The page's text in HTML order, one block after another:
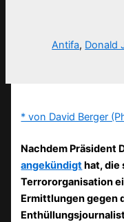
Antifa, Donald
* von David Berger
Nachdem Präsident
angekündigthat, die
Terrororganisation
Ermittlungen gegen
Enthüllungsjournalist